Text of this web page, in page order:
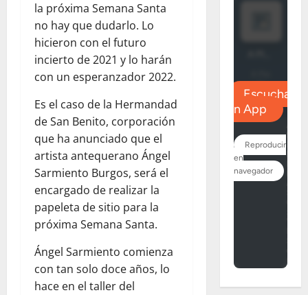
la próxima Semana Santa
no hay que dudarlo. Lo
hicieron con el futuro
incierto de 2021 y lo harán
con un esperanzador 2022.
Es el caso de la Hermandad
de San Benito, corporación
que ha anunciado que el
artista antequerano Ángel
Sarmiento Burgos, será el
encargado de realizar la
papeleta de sitio para la
próxima Semana Santa.
Ángel Sarmiento comienza
con tan solo doce años, lo
hace en el taller del